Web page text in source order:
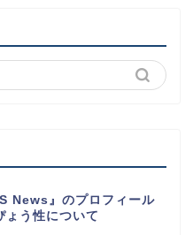
News』のプロフィール
ょう性について